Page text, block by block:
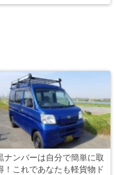
ナンバーは自分で簡単に取
！これであなたも軽貨物ド